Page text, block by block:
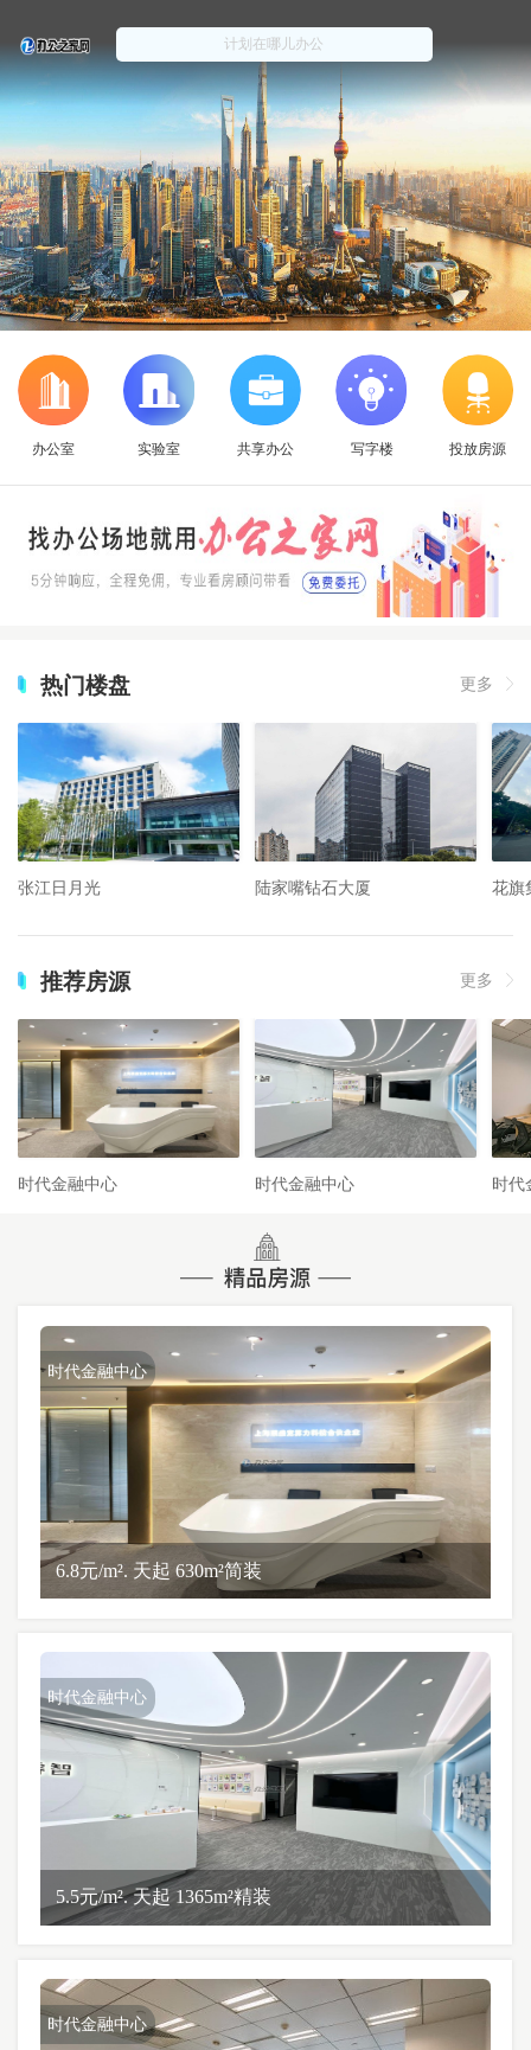
办公室 实验室 共享办公 写字楼 投放房源
热门楼盘 更多
张江日月光 陆家嘴钻石大厦 花旗
推荐房源 更多
时代金融中心 时代金融中心 时代
时代金融中心
6.8元/m². 天起 630m²简装
时代金融中心
5.5元/m². 天起 1365m²精装
时代金融中心